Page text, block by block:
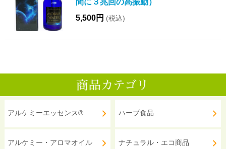
5,500円 (税込)
アルケミーエッセンス®
アルケミー・アロマオイル
ハーブ食品
ナチュラル・エコ商品